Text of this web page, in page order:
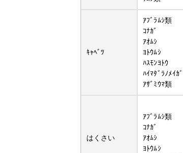
ｷｬﾍﾞﾂ
ｱﾌﾞﾗﾑｼ類
ｺﾅｶﾞ
ｱｵﾑｼ
ﾖﾄｳﾑｼ
ﾊｽﾓﾝﾖﾄｳ
ﾊｲﾏﾀﾞﾗﾉﾒｲｶﾞ
ｱｻﾞﾐｳﾏ類
はくさい
ｱﾌﾞﾗﾑｼ類
ｺﾅｶﾞ
ｱｵﾑｼ
ﾖﾄｳﾑｼ